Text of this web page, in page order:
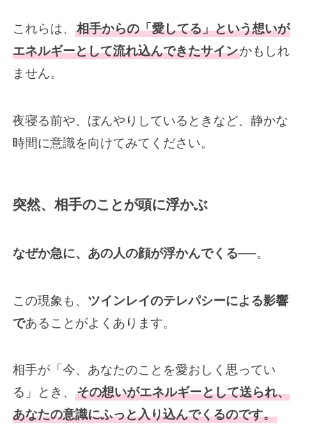
これらは、 相手からの「愛してる」という想いが
エネルギーとして流れ込んできたサインかもしれ
ません。
夜寝る前や、ぼんやりしているときなど、静かな
時間に意識を向けてみてください。
突然、相手のことが頭に浮かぶ
なぜか急に、あの人の顔が浮かんでくる──。
この現象も、 ツインレイのテレパシーによる影響
であることがよくあります。
相手が「今、あなたのことを愛おしく思ってい
る」とき、 その想いがエネルギーとして送られ、
あなたの意識にふっと入り込んでくるのです。